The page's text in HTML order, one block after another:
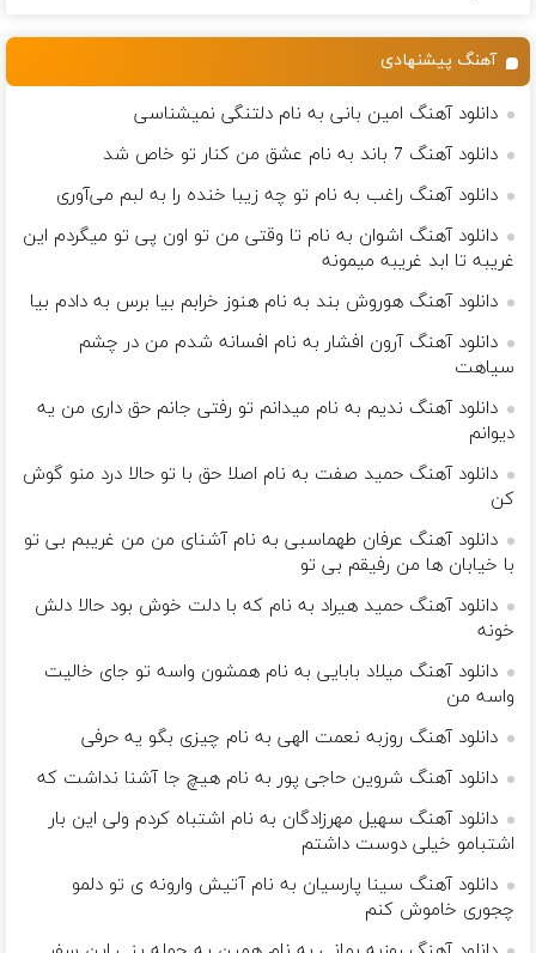
آهنگ پیشنهادی
دانلود آهنگ امین بانی به نام دلتنگی نمیشناسی
دانلود آهنگ 7 باند به نام عشق من کنار تو خاص شد
دانلود آهنگ راغب به نام تو چه زیبا خنده را به لبم می‌آوری
دانلود آهنگ اشوان به نام تا وقتی من تو اون پی تو میگردم این
غریبه تا ابد غریبه میمونه
دانلود آهنگ هوروش بند به نام هنوز خرابم بیا برس به دادم بیا
دانلود آهنگ آرون افشار به نام افسانه شدم من در چشم
سیاهت
دانلود آهنگ ندیم به نام میدانم تو رفتی جانم حق داری من یه
دیوانم
دانلود آهنگ حمید صفت به نام اصلا حق با تو حالا درد منو گوش
کن
دانلود آهنگ عرفان طهماسبی به نام آشنای من من غریبم بی تو
با خیابان ها من رفیقم بی تو
دانلود آهنگ حمید هیراد به نام که با دلت خوش بود حالا دلش
خونه
دانلود آهنگ میلاد بابایی به نام ﻫﻤﺸﻮن واﺳﻪ ﺗﻮ ﺟﺎی ﺧﺎﻟﻴﺖ
واﺳﻪ ﻣﻦ
دانلود آهنگ روزبه نعمت الهی به نام چیزی بگو یه حرفی
دانلود آهنگ شروین حاجی پور به نام هیچ جا آشنا نداشت که
دانلود آهنگ سهیل مهرزادگان به نام اشتباه کردم ولی این بار
اشتبامو خیلی دوست داشتم
دانلود آهنگ سینا پارسیان به نام آتیش وارونه ی تو دلمو
چجوری خاموش کنم